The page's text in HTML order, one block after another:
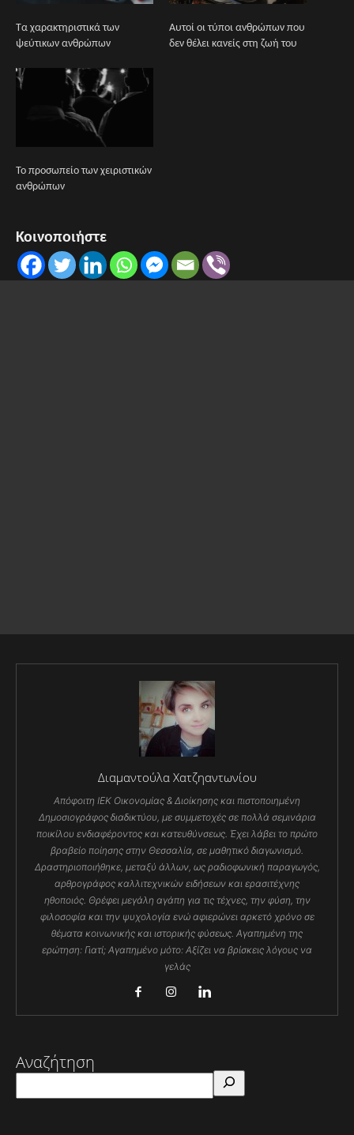
Τα χαρακτηριστικά των
ψεύτικων ανθρώπων
Αυτοί οι τύποι ανθρώπων που
δεν θέλει κανείς στη ζωή του
Το προσωπείο των χειριστικών
ανθρώπων
Κοινοποιήστε
Διαμαντούλα Χατζηαντωνίου
Απόφοιτη ΙΕΚ Οικονομίας & Διοίκησης και πιστοποιημένη
Δημοσιογράφος διαδικτύου, με συμμετοχές σε πολλά σεμινάρια
ποικίλου ενδιαφέροντος και κατευθύνσεως. Έχει λάβει το πρώτο
βραβείο ποίησης στην Θεσσαλία, σε μαθητικό διαγωνισμό.
Δραστηριοποιήθηκε, μεταξύ άλλων, ως ραδιοφωνική παραγωγός,
αρθρογράφος καλλιτεχνικών ειδήσεων και ερασιτέχνης
ηθοποιός. Θρέφει μεγάλη αγάπη για τις τέχνες, την φύση, την
φιλοσοφία και την ψυχολογία ενώ αφιερώνει αρκετό χρόνο σε
θέματα κοινωνικής και ιστορικής φύσεως. Αγαπημένη της
ερώτηση: Γιατί; Αγαπημένο μότο: Αξίζει να βρίσκεις λόγους να
γελάς
Αναζήτηση